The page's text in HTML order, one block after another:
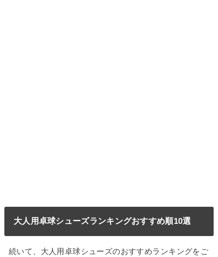
大人用卓球シューズランキングおすすめ順10選
続いて、大人用卓球シューズのおすすめランキングをご